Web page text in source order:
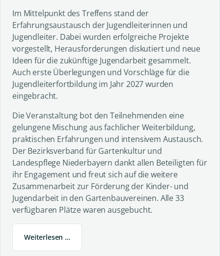
Im Mittelpunkt des Treffens stand der
Erfahrungsaustausch der Jugendleiterinnen und
Jugendleiter. Dabei wurden erfolgreiche Projekte
vorgestellt, Herausforderungen diskutiert und neue
Ideen für die zukünftige Jugendarbeit gesammelt.
Auch erste Überlegungen und Vorschläge für die
Jugendleiterfortbildung im Jahr 2027 wurden
eingebracht.
Die Veranstaltung bot den Teilnehmenden eine
gelungene Mischung aus fachlicher Weiterbildung,
praktischen Erfahrungen und intensivem Austausch.
Der Bezirksverband für Gartenkultur und
Landespflege Niederbayern dankt allen Beteiligten für
ihr Engagement und freut sich auf die weitere
Zusammenarbeit zur Förderung der Kinder- und
Jugendarbeit in den Gartenbauvereinen. Alle 33
verfügbaren Plätze waren ausgebucht.
Weiterlesen …